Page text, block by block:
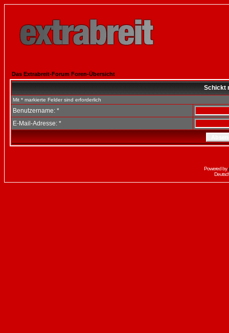
Das Extrabreit-Forum Foren-Übersicht
Schickt
Mit * markierte Felder sind erforderlich
Benutzername: *
E-Mail-Adresse: *
Powered by